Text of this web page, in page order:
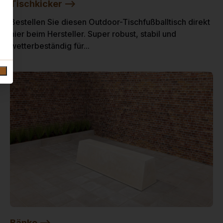
Tischkicker -->
Bestellen Sie diesen Outdoor-Tischfußballtisch direkt
hier beim Hersteller. Super robust, stabil und
wetterbeständig für...